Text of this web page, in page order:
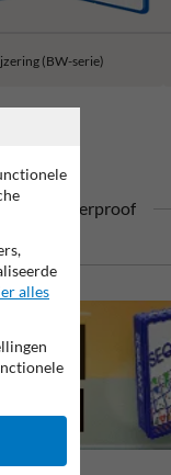
(BW-serie)
99% Hufterproof
alles